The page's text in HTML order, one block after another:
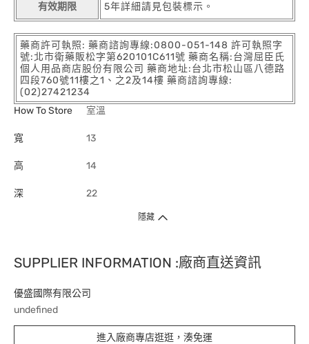
有效期限 5年詳細請見包裝標示。
藥商許可執照: 藥商諮詢專線:0800-051-148 許可執照字
號:北市衛藥販松字第620101C611號 藥商名稱:台灣屈臣氏
個人用品商店股份有限公司 藥商地址:台北市松山區八德路
四段760號11樓之1、之2及14樓 藥商諮詢專線:
(02)27421234
How To Store
室溫
寬 13
高 14
深 22
隱藏
SUPPLIER INFORMATION :廠商直送資訊
優盛國際有限公司
undefined
進入廠商專店逛逛，湊免運